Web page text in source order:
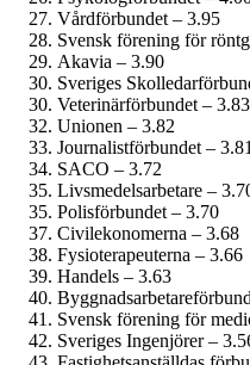
Vårdförbundet – 3.95
Svensk förening för
Akavia – 3.90
Sveriges
Veterinärförbundet – 3.83
Unionen – 3.82
Journalist­förbundet – 3.81
SACO – 3.72
Livsmedels­arbetare –
Polisförbundet – 3.70
Civil­ekonomerna – 3.68
Fysioterapeuterna – 3.66
Handels – 3.63
Svensk förening för
Sveriges Ingenjörer –